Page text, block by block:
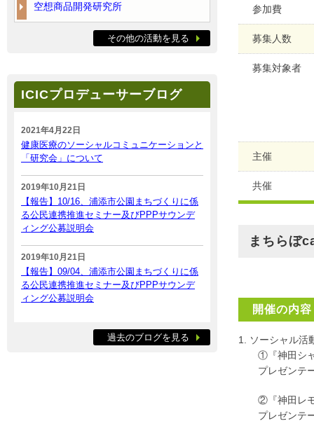
参加費
募集人数
募集対象者
主催
共催
まちらぼ
開催の内容
1. ソーシャル活
①『神田シャ
プレゼンテー
②『神田レモ
プレゼンテー
空想商品開発研究所
その他の活動を見る
ICICプロデューサーブログ
2021年4月22日
健康医療のソーシャルコミュニケーションと
「研究会」について
2019年10月21日
【報告】10/16、浦添市公園まちづくりに係
る公民連携推進セミナー及びPPPサウンデ
ィング公募説明会
2019年10月21日
【報告】09/04、浦添市公園まちづくりに係
る公民連携推進セミナー及びPPPサウンデ
ィング公募説明会
過去のブログを見る